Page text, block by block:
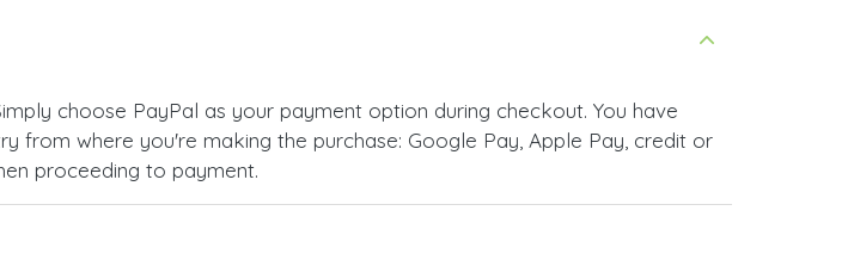
choose PayPal as your payment option during checkout. You have
from where you're making the purchase: Google Pay, Apple Pay, credit or
proceeding to payment.